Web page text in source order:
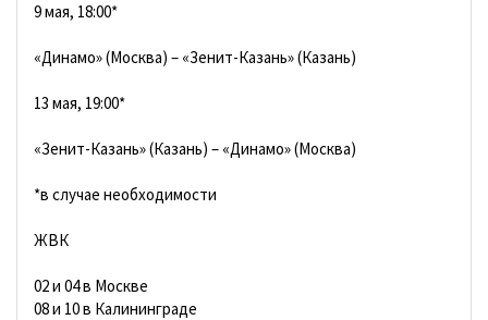
9 мая, 18:00*
«Динамо» (Москва) – «Зенит-Казань» (Казань)
13 мая, 19:00*
«Зенит-Казань» (Казань) – «Динамо» (Москва)
*в случае необходимости
ЖВК
02 и 04 в Москве
08 и 10 в Калининграде